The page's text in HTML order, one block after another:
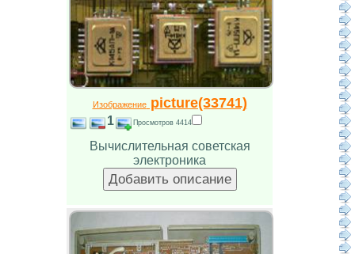
Изображениеpicture(33741)
1 Просмотров 4414
Вычислительная советская
электроника